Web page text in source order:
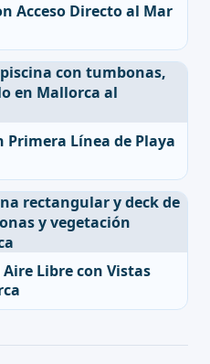
Acceso Directo al Mar
Primera Línea de Playa
Libre con Vistas